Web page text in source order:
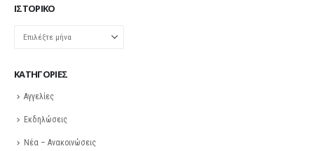
ΙΣΤΟΡΙΚΌ
KΑΤΗΓΟΡΊΕΣ
Αγγελίες
Εκδηλώσεις
Νέα – Ανακοινώσεις